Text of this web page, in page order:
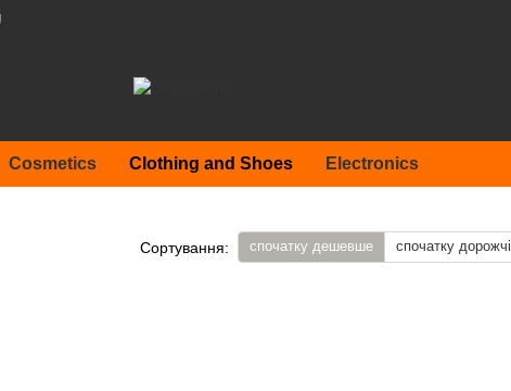
Cosmetics Clothing and Shoes Electronics
Сортування: спочатку дешевше спочатку дорожчі